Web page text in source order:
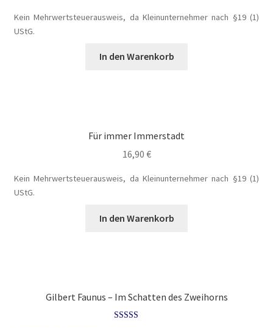
Die Dunkelmagierchroniken
Die Dunkelmagierchroniken Bd. 3
Drachen Diebe und Dämonen
Ein Mr. Grey mit Pelz – Emma & Nikita
Kein Mehrwertsteuerausweis, da Kleinunternehmer nach §19 (1)
UStG.
In den Warenkorb
Für immer Immerstadt
16,90 €
Kein Mehrwertsteuerausweis, da Kleinunternehmer nach §19 (1)
UStG.
In den Warenkorb
Gilbert Faunus – Im Schatten des Zweihorns